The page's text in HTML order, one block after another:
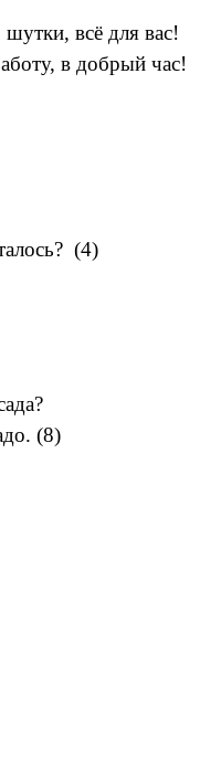
всё для вас!
в добрый час!
(4)
(8)